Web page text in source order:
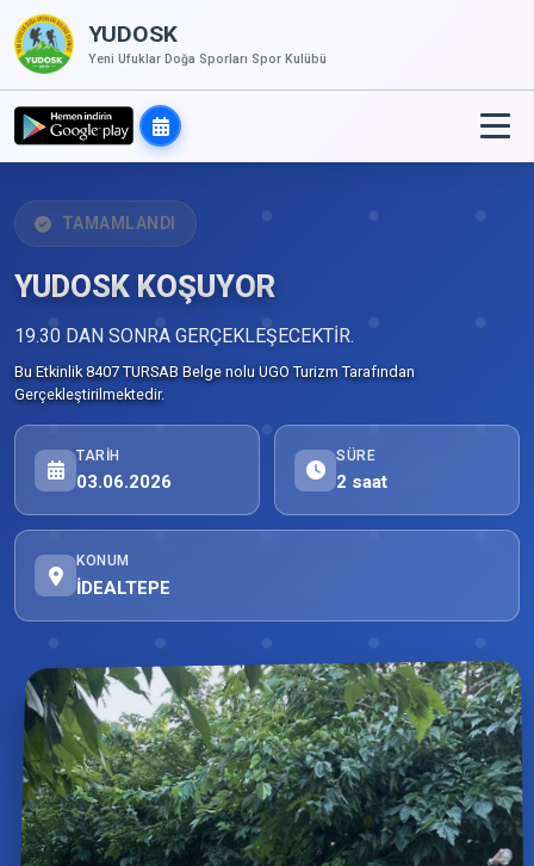
YUDOSK
Yeni Ufuklar Doğa Sporları Spor Kulübü
TAMAMLANDI
YUDOSK KOŞUYOR
19.30 DAN SONRA GERÇEKLEŞECEKTİR.
Bu Etkinlik 8407 TURSAB Belge nolu UGO Turizm Tarafından
Gerçekleştirilmektedir.
TARIH
03.06.2026
SÜRE
2 saat
KONUM
İDEALTEPE